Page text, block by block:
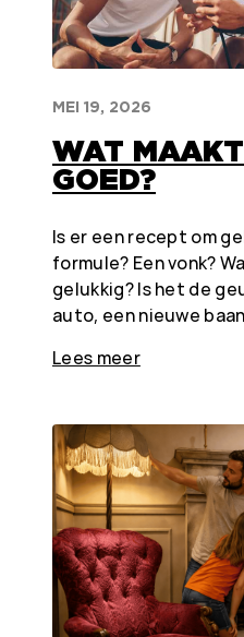
MEI 19, 2026
WAT
GOED?
Is er een recept om
formule? Een vonk?
gelukkig? Is het de
auto, een nieuwe
Lees meer